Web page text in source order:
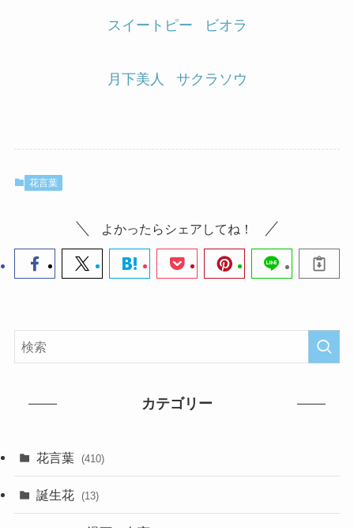
スイートピー ビオラ
月下美人 サクラソウ
花言葉
よかったらシェアしてね！
カテゴリー
花言葉 (410)
誕生花 (13)